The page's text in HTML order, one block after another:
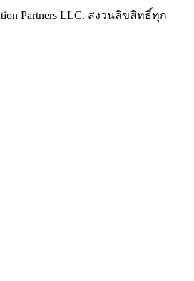
Partners LLC. สงวนลิขสิทธิ์ทุก